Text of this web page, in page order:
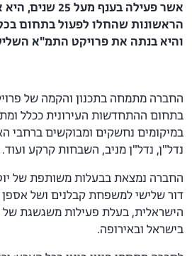
אשר פעילה בענף
הראשונות שהחלו לפעול בתחום
והיא בנתה את פרויקט התמ"א
החברה מתמחה בתכנון והקמה של
בתחום ההתחדשות העירונית ככלל
במיקומים נחשקים ומבוקשים ברחבי
נדל"ן, נדל"ן מניב, השבחות קרקע ועוד.
החברה נמצאת בבעלות משותפת של
דור שלישי למשפחת קבלנים ושל
הישראלית, בעלת פעילות משגשגת של
בישראל ובאירופה.